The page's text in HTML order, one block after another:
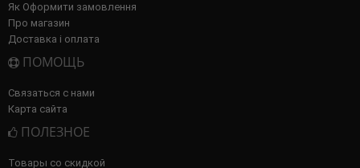
Як Оформити замовлення
Про магазин
Доставка і оплата
ПОМОЩЬ
Связаться с нами
Карта сайта
ПОЛЕЗНОЕ
Товары со скидкой